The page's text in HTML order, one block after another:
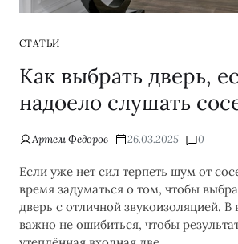
СТАТЬИ
Как выбрать дверь,
надоело слушать
Артем Федоров 26.03.2025 0
Если уже нет сил терпеть шум от
время задуматься о том, чтобы
дверь с отличной звукоизоляцией. В
важно не ошибиться, чтобы